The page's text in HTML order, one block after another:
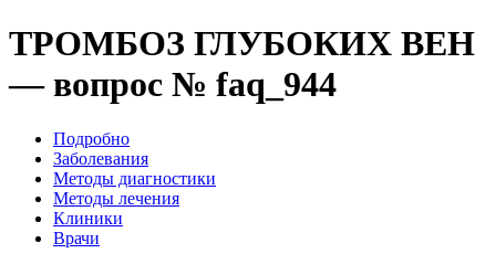
ТРОМБОЗ ГЛУБОКИХ ВЕН
— вопрос № faq_944
Подробно
Заболевания
Методы диагностики
Методы лечения
Клиники
Врачи